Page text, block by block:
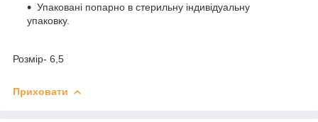
Упаковані попарно в стерильну індивідуальну
упаковку.
Розмір- 6,5
Приховати